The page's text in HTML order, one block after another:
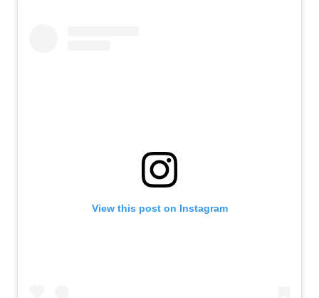
View this post on Instagram